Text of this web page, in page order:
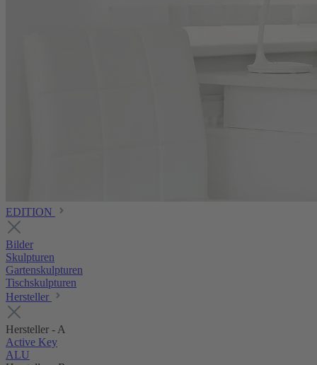
EDITION
Bilder
Skulpturen
Gartenskulpturen
Tischskulpturen
Hersteller
Hersteller - A
Active Key
ALU